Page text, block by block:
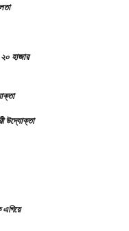
২০ হাজার
উদ্যোক্তা